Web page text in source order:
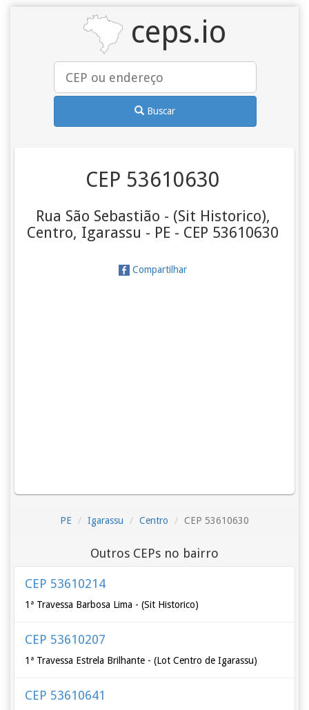
ceps.io
Buscar
CEP 53610630
Rua São Sebastião - (Sit Historico),
Centro, Igarassu - PE - CEP 53610630
Compartilhar
PE Igarassu Centro CEP 53610630
Outros CEPs no bairro
CEP 53610214
1ª Travessa Barbosa Lima - (Sit Historico)
CEP 53610207
1ª Travessa Estrela Brilhante - (Lot Centro de Igarassu)
CEP 53610641